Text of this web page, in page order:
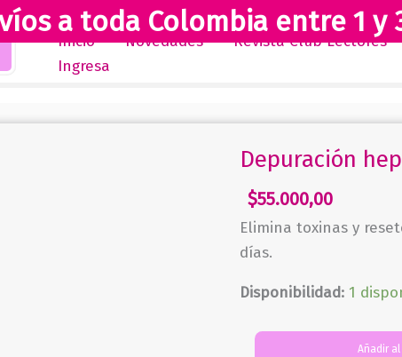
a toda Colombia entre 1 y
Inicio Novedades Revista Club Lectores
Ingresa
Depuración
$55.000,00
Elimina toxinas y
días.
Disponibilidad: 1
Depuración
Añadir